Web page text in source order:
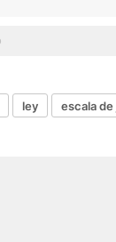
ley escala